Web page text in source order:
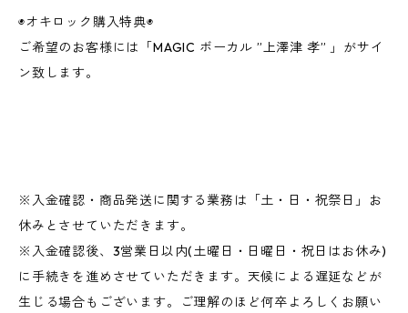
◉オキロック購入特典◉
ご希望のお客様には「MAGIC ボーカル ”上澤津 孝” 」がサイ
ン致します。
※入金確認・商品発送に関する業務は「土・日・祝祭日」お
休みとさせていただきます。
※入金確認後、3営業日以内(土曜日・日曜日・祝日はお休み)
に手続きを進めさせていただきます。天候による遅延などが
生じる場合もございます。ご理解のほど何卒よろしくお願い